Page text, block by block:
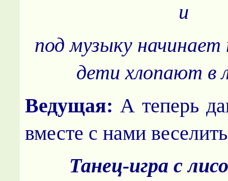
и
под музыку начинает
дети хлопают в
Ведущая: А теперь
вместе с нами
Танец-игра с